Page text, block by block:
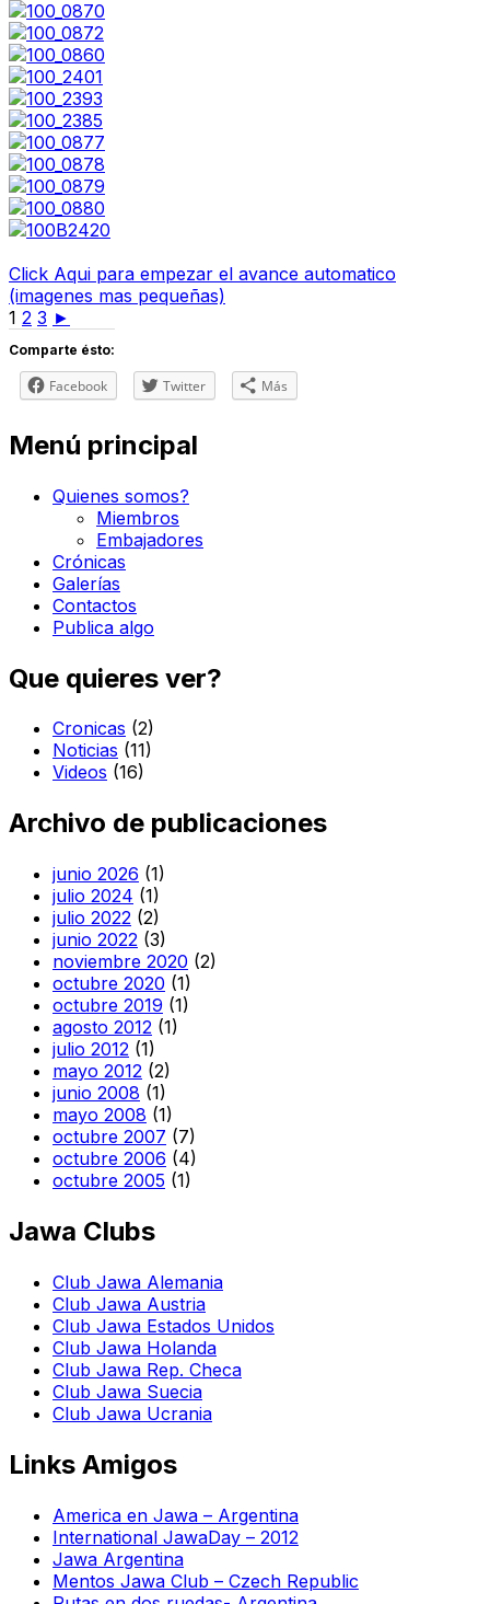
Click Aqui para empezar el avance automatico
(imagenes mas pequeñas)
1 2 3 ►
Comparte ésto:
Facebook Twitter Más
Menú principal
Quienes somos?
Miembros
Embajadores
Crónicas
Galerías
Contactos
Publica algo
Que quieres ver?
Cronicas (2)
Noticias (11)
Videos (16)
Archivo de publicaciones
junio 2026 (1)
julio 2024 (1)
julio 2022 (2)
junio 2022 (3)
noviembre 2020 (2)
octubre 2020 (1)
octubre 2019 (1)
agosto 2012 (1)
julio 2012 (1)
mayo 2012 (2)
junio 2008 (1)
mayo 2008 (1)
octubre 2007 (7)
octubre 2006 (4)
octubre 2005 (1)
Jawa Clubs
Club Jawa Alemania
Club Jawa Austria
Club Jawa Estados Unidos
Club Jawa Holanda
Club Jawa Rep. Checa
Club Jawa Suecia
Club Jawa Ucrania
Links Amigos
America en Jawa – Argentina
International JawaDay – 2012
Jawa Argentina
Mentos Jawa Club – Czech Republic